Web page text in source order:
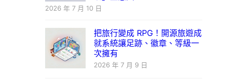
2026 年 7 月 10 日
把旅行變成 RPG！開源旅遊成
就系統讓足跡、徽章、等級一
次擁有
2026 年 7 月 9 日